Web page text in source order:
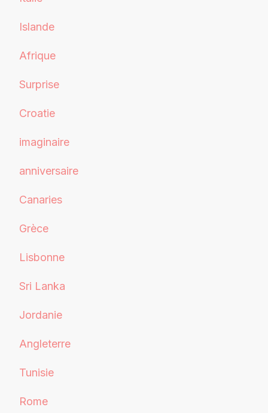
Islande
Afrique
Surprise
Croatie
imaginaire
anniversaire
Canaries
Grèce
Lisbonne
Sri Lanka
Jordanie
Angleterre
Tunisie
Rome